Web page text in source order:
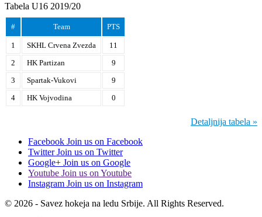
Tabela U16 2019/20
# Team PTS
1 SKHL Crvena Zvezda
11
2
HK Partizan
9
3
Spartak-Vukovi
9
4
HK Vojvodina 0
Detaljnija tabela »
Facebook Join us on Facebook
Twitter Join us on Twitter
Google+ Join us on Google
Youtube Join us on Youtube
Instagram Join us on Instagram
© 2026 - Savez hokeja na ledu Srbije. All Rights Reserved.